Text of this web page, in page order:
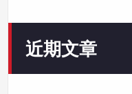
近期文章